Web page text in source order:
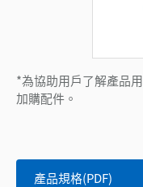
*為協助用戶了解產品
加購配件。
產品規格(PDF)